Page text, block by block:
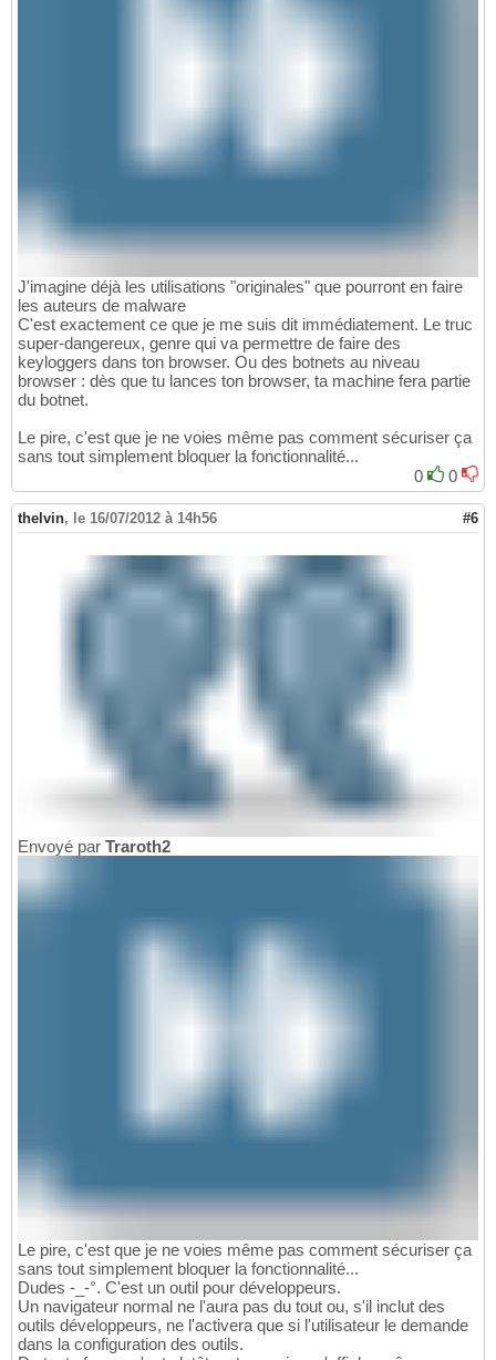
J'imagine déjà les utilisations "originales" que pourront en faire
les auteurs de malware
C'est exactement ce que je me suis dit immédiatement. Le truc
super-dangereux, genre qui va permettre de faire des
keyloggers dans ton browser. Ou des botnets au niveau
browser : dès que tu lances ton browser, ta machine fera partie
du botnet.
Le pire, c'est que je ne voies même pas comment sécuriser ça
sans tout simplement bloquer la fonctionnalité...
0
0
thelvin, le 16/07/2012 à 14h56 #6
Envoyé par Traroth2
Le pire, c'est que je ne voies même pas comment sécuriser ça
sans tout simplement bloquer la fonctionnalité...
Dudes -_-°. C'est un outil pour développeurs.
Un navigateur normal ne l'aura pas du tout ou, s'il inclut des
outils développeurs, ne l'activera que si l'utilisateur le demande
dans la configuration des outils.